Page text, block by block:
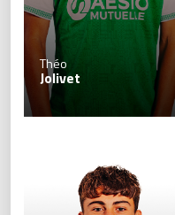
Théo
Jolivet